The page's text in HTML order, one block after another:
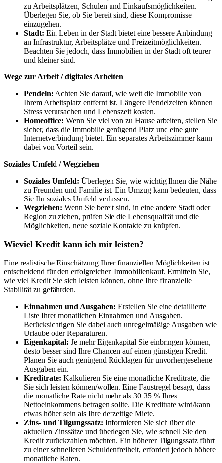
zu Arbeitsplätzen, Schulen und Einkaufsmöglichkeiten.
Überlegen Sie, ob Sie bereit sind, diese Kompromisse
einzugehen.
Stadt: Ein Leben in der Stadt bietet eine bessere Anbindung
an Infrastruktur, Arbeitsplätze und Freizeitmöglichkeiten.
Beachten Sie jedoch, dass Immobilien in der Stadt oft teurer
und kleiner sind.
Wege zur Arbeit / digitales Arbeiten
Pendeln: Achten Sie darauf, wie weit die Immobilie von
Ihrem Arbeitsplatz entfernt ist. Längere Pendelzeiten können
Stress verursachen und Lebenszeit kosten.
Homeoffice: Wenn Sie viel von zu Hause arbeiten, stellen Sie
sicher, dass die Immobilie genügend Platz und eine gute
Internetverbindung bietet. Ein separates Arbeitszimmer kann
dabei von Vorteil sein.
Soziales Umfeld / Wegziehen
Soziales Umfeld: Überlegen Sie, wie wichtig Ihnen die Nähe
zu Freunden und Familie ist. Ein Umzug kann bedeuten, dass
Sie Ihr soziales Umfeld verlassen.
Wegziehen: Wenn Sie bereit sind, in eine andere Stadt oder
Region zu ziehen, prüfen Sie die Lebensqualität und die
Möglichkeiten, neue soziale Kontakte zu knüpfen.
Wieviel Kredit kann ich mir leisten?
Eine realistische Einschätzung Ihrer finanziellen Möglichkeiten ist
entscheidend für den erfolgreichen Immobilienkauf. Ermitteln Sie,
wie viel Kredit Sie sich leisten können, ohne Ihre finanzielle
Stabilität zu gefährden.
Einnahmen und Ausgaben: Erstellen Sie eine detaillierte
Liste Ihrer monatlichen Einnahmen und Ausgaben.
Berücksichtigen Sie dabei auch unregelmäßige Ausgaben wie
Urlaube oder Reparaturen.
Eigenkapital: Je mehr Eigenkapital Sie einbringen können,
desto besser sind Ihre Chancen auf einen günstigen Kredit.
Planen Sie auch genügend Rücklagen für unvorhergesehene
Ausgaben ein.
Kreditrate: Kalkulieren Sie eine monatliche Kreditrate, die
Sie sich leisten können/wollen. Eine Faustregel besagt, dass
die monatliche Rate nicht mehr als 30-35 % Ihres
Nettoeinkommens betragen sollte. Die Kreditrate wird/kann
etwas höher sein als Ihre derzeitige Miete.
Zins- und Tilgungssatz: Informieren Sie sich über die
aktuellen Zinssätze und überlegen Sie, wie schnell Sie den
Kredit zurückzahlen möchten. Ein höherer Tilgungssatz führt
zu einer schnelleren Schuldenfreiheit, erfordert jedoch höhere
monatliche Raten.